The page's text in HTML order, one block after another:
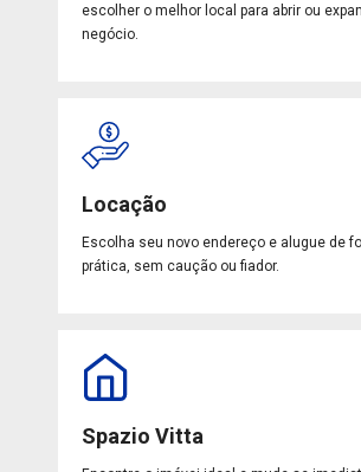
escolher o melhor local para abrir ou
negócio.
Locação
Escolha seu novo endereço e alugue de
prática, sem caução ou fiador.
Spazio Vitta